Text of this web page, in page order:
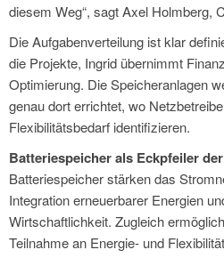
diesem Weg“, sagt Axel Holmberg,
Die Aufgabenverteilung ist klar
die Projekte, Ingrid übernimmt
Optimierung. Die Speicheranlagen
genau dort errichtet, wo
Flexibilitätsbedarf identifizieren.
Batteriespeicher als Eckpfeiler
Batteriespeicher stärken das
Integration erneuerbarer Energien
Wirtschaftlichkeit. Zugleich
Teilnahme an Energie- und